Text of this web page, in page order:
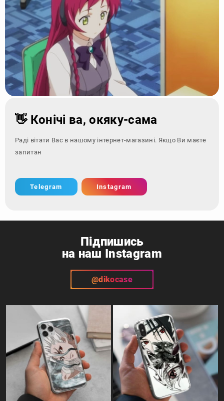
👋 Конічі ва, окяку-сама
Раді вітати Вас в нашому інтернет-магазині. Якщо Ви маєте
запитання - зверніт
Telegram Instagram
Підпишись
на наш Instagram
@dikocase